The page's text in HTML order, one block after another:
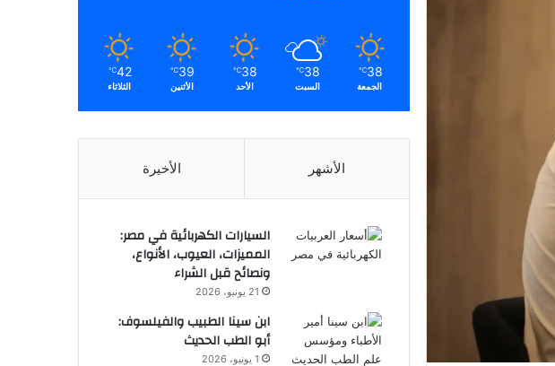
38
℃
الجمعة
38
℃
السبت
38
℃
الأحد
39
℃
الأثنين
42
℃
الثلاثاء
الأشهر الأخيرة
السيارات الكهربائية في مصر:
المميزات، العيوب، الأنواع،
ونصائح قبل الشراء
21 يونيو، 2026
ابن سينا الطبيب والفيلسوف:
أبو الطب الحديث
1 يونيو، 2026